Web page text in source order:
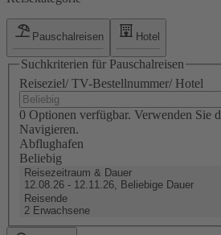
Pauschalreisen Hotel
Suchkriterien für Pauschalreisen
Reiseziel/ TV-Bestellnummer/ Hotel
0 Optionen verfügbar. Verwenden Sie
Navigieren.
Abflughafen
Beliebig
Reisezeitraum & Dauer
12.08.26 - 12.11.26, Beliebige Dauer
Reisende
2 Erwachsene